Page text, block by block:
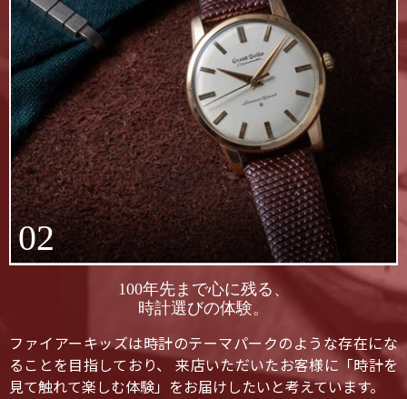
02
100年先まで心に残る、
時計選びの体験。
ファイアーキッズは時計のテーマパークのような存在にな
ることを目指しており、 来店いただいたお客様に「時計を
見て触れて楽しむ体験」をお届けしたいと考えています。